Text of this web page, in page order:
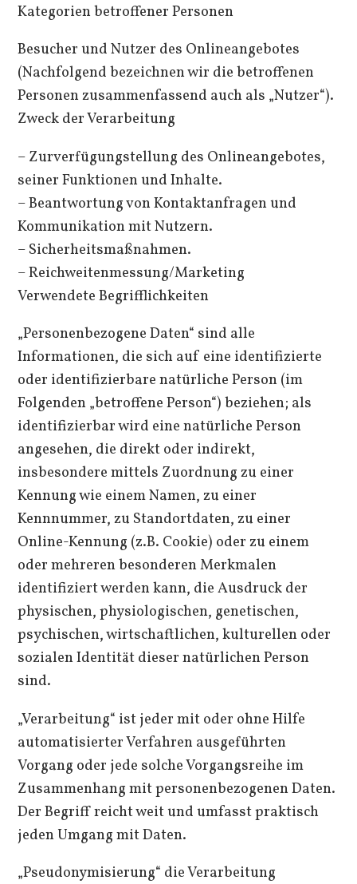
Kategorien betroffener Personen
Besucher und Nutzer des Onlineangebotes
(Nachfolgend bezeichnen wir die betroffenen
Personen zusammenfassend auch als „Nutzer“).
Zweck der Verarbeitung
– Zurverfügungstellung des Onlineangebotes,
seiner Funktionen und Inhalte.
– Beantwortung von Kontaktanfragen und
Kommunikation mit Nutzern.
– Sicherheitsmaßnahmen.
– Reichweitenmessung/Marketing
Verwendete Begrifflichkeiten
„Personenbezogene Daten“ sind alle
Informationen, die sich auf eine identifizierte
oder identifizierbare natürliche Person (im
Folgenden „betroffene Person“) beziehen; als
identifizierbar wird eine natürliche Person
angesehen, die direkt oder indirekt,
insbesondere mittels Zuordnung zu einer
Kennung wie einem Namen, zu einer
Kennnummer, zu Standortdaten, zu einer
Online-Kennung (z.B. Cookie) oder zu einem
oder mehreren besonderen Merkmalen
identifiziert werden kann, die Ausdruck der
physischen, physiologischen, genetischen,
psychischen, wirtschaftlichen, kulturellen oder
sozialen Identität dieser natürlichen Person
sind.
„Verarbeitung“ ist jeder mit oder ohne Hilfe
automatisierter Verfahren ausgeführten
Vorgang oder jede solche Vorgangsreihe im
Zusammenhang mit personenbezogenen Daten.
Der Begriff reicht weit und umfasst praktisch
jeden Umgang mit Daten.
„Pseudonymisierung“ die Verarbeitung